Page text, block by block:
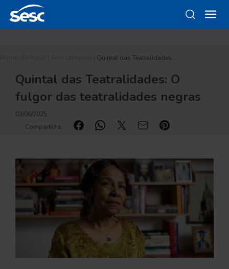
Quintal das Teatralidades…
Quintal das Teatralidades: O
fulgor das teatralidades negras
03/06/2025
Compartilhe: